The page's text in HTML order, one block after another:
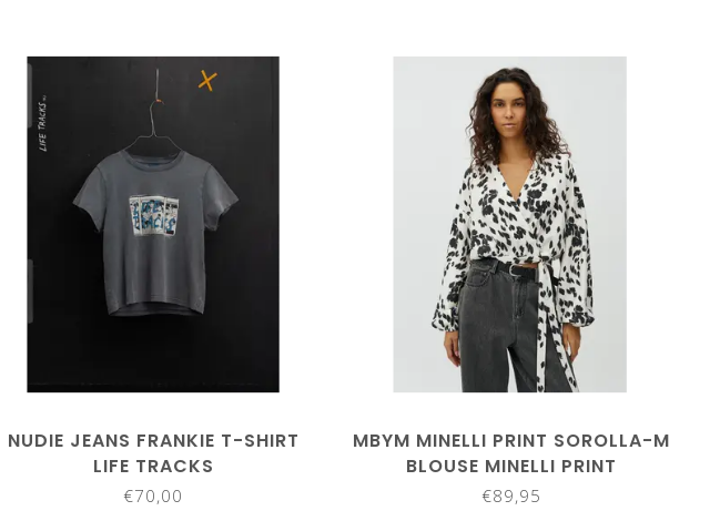
NUDIE JEANS FRANKIE T-SHIRT
LIFE TRACKS
€70,00
MBYM MINELLI PRINT SOROLLA-M
BLOUSE MINELLI PRINT
€89,95